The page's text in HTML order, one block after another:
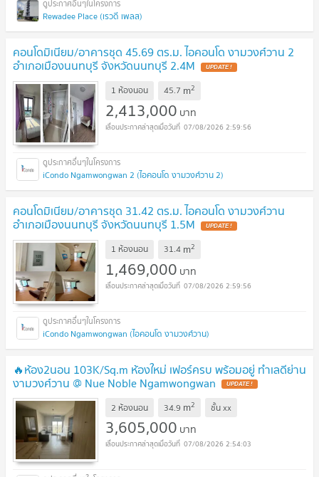
Rewadee Place (เรวดี เพลส)
คอนโดมิเนียม/อาคารชุด 45.69 ตร.ม. ไอคอนโด งามวงศ์วาน 2
อำเภอเมืองนนทบุรี จังหวัดนนทบุรี 2.4M UPDATE !
1 ห้องนอน 45.7 m2
2,413,000 บาท
07/08/2026 2:59:56
iCondo Ngamwongwan 2 (ไอคอนโด งามวงศ์วาน 2)
คอนโดมิเนียม/อาคารชุด 31.42 ตร.ม. ไอคอนโด งามวงศ์วาน
อำเภอเมืองนนทบุรี จังหวัดนนทบุรี 1.5M UPDATE !
1 ห้องนอน 31.4 m2
1,469,000 บาท
07/08/2026 2:59:56
iCondo Ngamwongwan (ไอคอนโด งามวงศ์วาน)
🔥ห้อง2นอน 103K/Sq.m ห้องใหม่ เฟอร์ครบ พร้อมอยู่ ทำเลดีย่าน
งามวงศ์วาน @ Nue Noble Ngamwongwan UPDATE !
2 ห้องนอน 34.9 m2 ชั้นxx
3,605,000 บาท
07/08/2026 2:54:03